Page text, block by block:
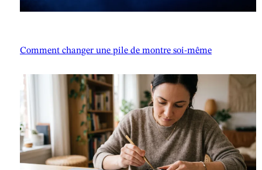
Comment changer une pile de montre soi-même